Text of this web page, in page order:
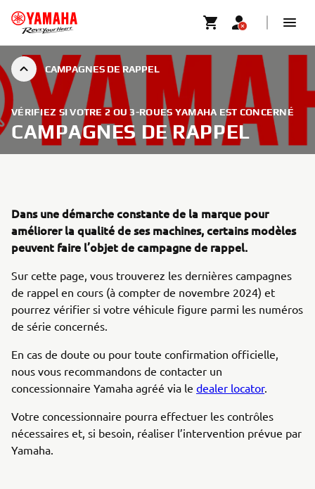
CAMPAGNES DE RAPPEL
VÉRIFIEZ SI VOTRE 2 OU 3-ROUES YAMAHA EST CONCERNÉ
CAMPAGNES DE RAPPEL
Dans une démarche constante de la marque pour
améliorer la qualité de ses machines, certains modèles
peuvent faire l’objet de campagne de rappel.
Sur cette page, vous trouverez les dernières campagnes
de rappel en cours (à compter de novembre 2024) et
pourrez vérifier si votre véhicule figure parmi les numéros
de série concernés.
En cas de doute ou pour toute confirmation officielle,
nous vous recommandons de contacter un
concessionnaire Yamaha agréé via le dealer locator.
Votre concessionnaire pourra effectuer les contrôles
nécessaires et, si besoin, réaliser l’intervention prévue par
Yamaha.